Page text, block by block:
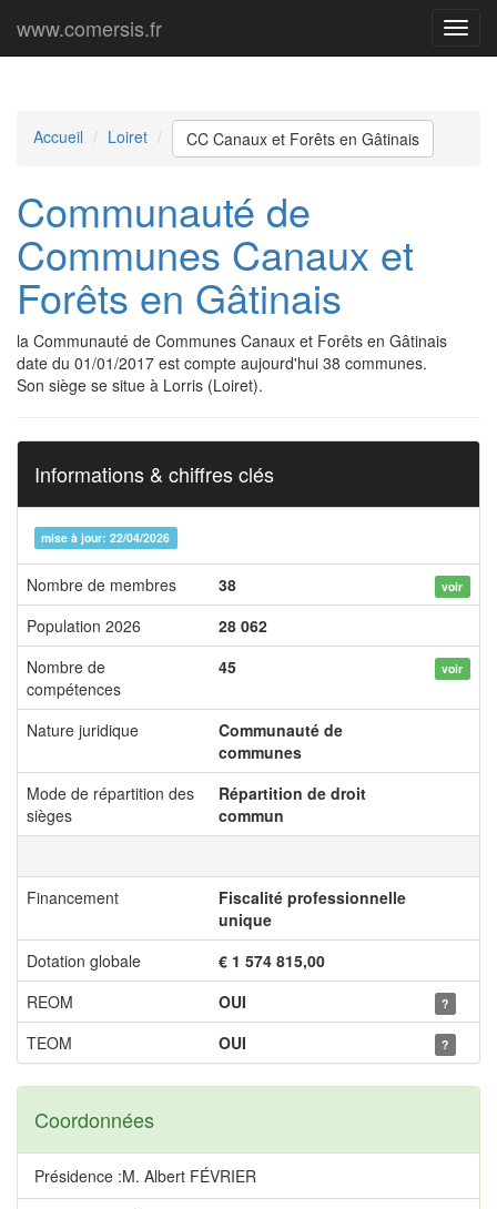
Menu
www.comersis.fr
Accueil Loiret CC Canaux et Forêts en Gâtinais
Communauté de
Communes Canaux et
Forêts en Gâtinais
la Communauté de Communes Canaux et Forêts en Gâtinais
date du 01/01/2017 est compte aujourd'hui 38 communes.
Son siège se situe à Lorris (Loiret).
Informations & chiffres clés
mise à jour: 22/04/2026
Nombre de membres 38 voir
Population 2026
28 062
Nombre de
compétences
45 voir
Nature juridique
Communauté de
communes
Mode de répartition des
sièges
Répartition de droit
commun
Financement
Fiscalité professionnelle
unique
Dotation globale
€ 1 574 815,00
REOM
OUI ?
TEOM OUI ?
Coordonnées
Présidence :M. Albert FÉVRIER